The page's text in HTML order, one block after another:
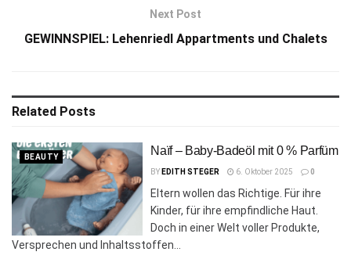
Next Post
GEWINNSPIEL: Lehenriedl Appartments und Chalets
Related Posts
BEAUTY Naïf – Baby-Badeöl mit 0 % Parfüm
BY EDITH STEGER 6. Oktober 2025 0
Eltern wollen das Richtige. Für ihre
Kinder, für ihre empfindliche Haut.
Doch in einer Welt voller Produkte,
Versprechen und Inhaltsstoffen...